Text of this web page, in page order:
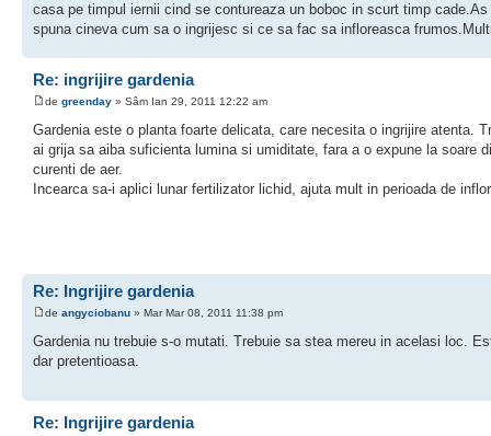
casa pe timpul iernii cind se contureaza un boboc in scurt timp
spuna cineva cum sa o ingrijesc si ce sa fac sa infloreasca
Re: ingrijire gardenia
de greenday » Sâm Ian 29, 2011 12:22 am
Gardenia este o planta foarte delicata, care necesita o ingrijire atenta.
ai grija sa aiba suficienta lumina si umiditate, fara a o expune la soare
curenti de aer.
Incearca sa-i aplici lunar fertilizator lichid, ajuta mult in perioada de
Re: Ingrijire gardenia
de angyciobanu » Mar Mar 08, 2011 11:38 pm
Gardenia nu trebuie s-o mutati. Trebuie sa stea mereu in acelasi loc.
dar pretentioasa.
Re: Ingrijire gardenia